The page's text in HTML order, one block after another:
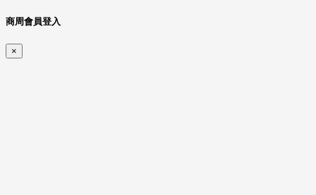
商周會員登入
×